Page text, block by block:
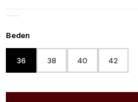
Beden
36 38 40 42